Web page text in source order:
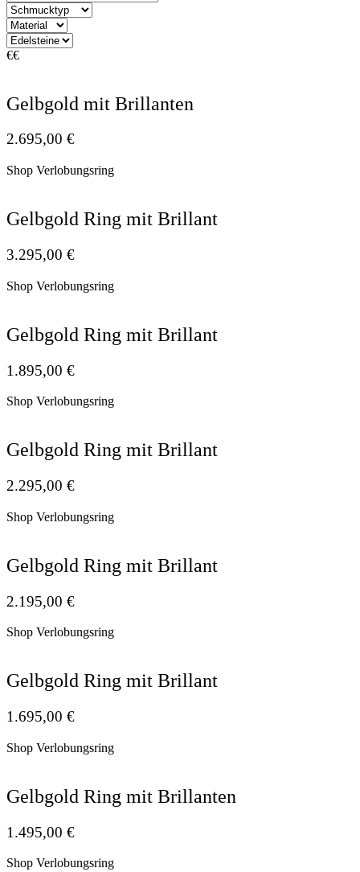
€€
Gelbgold mit Brillanten
2.695,00 €
Shop Verlobungsring
Gelbgold Ring mit Brillant
3.295,00 €
Shop Verlobungsring
Gelbgold Ring mit Brillant
1.895,00 €
Shop Verlobungsring
Gelbgold Ring mit Brillant
2.295,00 €
Shop Verlobungsring
Gelbgold Ring mit Brillant
2.195,00 €
Shop Verlobungsring
Gelbgold Ring mit Brillant
1.695,00 €
Shop Verlobungsring
Gelbgold Ring mit Brillanten
1.495,00 €
Shop Verlobungsring